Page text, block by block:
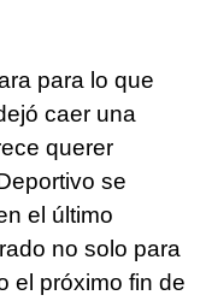
para lo que
caer una
querer
se
el último
no solo para
el próximo fin de